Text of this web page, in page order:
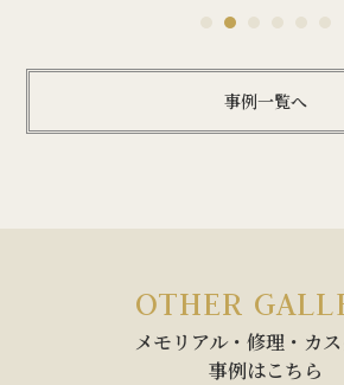
事例一覧へ
OTHER
メモリアル・修理・カ
事例はこちら